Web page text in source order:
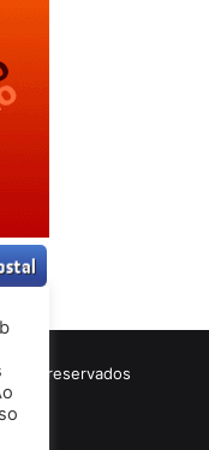
reservados